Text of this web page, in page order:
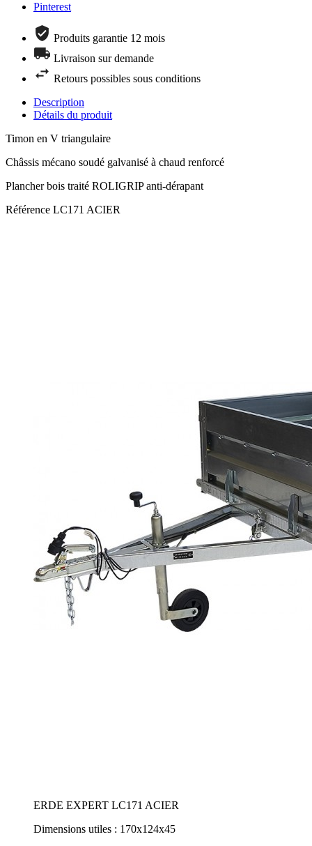
Pinterest
Produits garantie 12 mois
Livraison sur demande
Retours possibles sous conditions
Description
Détails du produit
Timon en V triangulaire
Châssis mécano soudé galvanisé à chaud renforcé
Plancher bois traité ROLIGRIP anti-dérapant
Référence LC171 ACIER
ERDE EXPERT LC171 ACIER
Dimensions utiles : 170x124x45